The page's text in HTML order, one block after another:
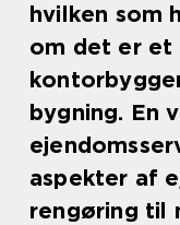
hvilken som
om det er et
bygning. En
aspekter af
rengøring til